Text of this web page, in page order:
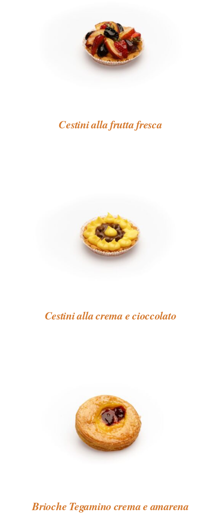
Cestini alla frutta fresca
Cestini alla crema e cioccolato
Brioche Tegamino crema e amarena